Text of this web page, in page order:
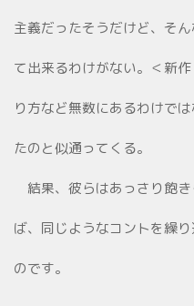
主義だったそうだけど、そ
て出来るわけがない。＜新
り方など無数にあるわけで
たのと似通ってくる。
結果、彼らはあっさり飽
ば、同じようなコントを繰
のです。